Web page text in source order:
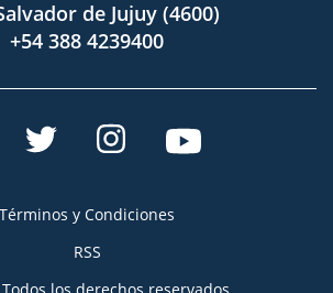
de Jujuy (4600)
+54 388 4239400
Términos y Condiciones
RSS
los derechos reservados